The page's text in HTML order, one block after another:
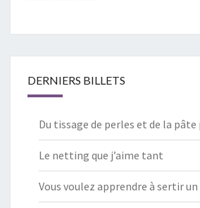
DERNIERS BILLETS
Du tissage de perles et de la
Le netting que j’aime tant
Vous voulez apprendre à sertir